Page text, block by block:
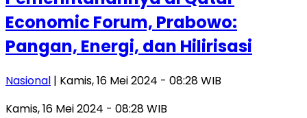
Economic Forum, Prabowo:
Pangan, Energi, dan Hilirisasi
Nasional | Kamis, 16 Mei 2024 - 08:28 WIB
Kamis, 16 Mei 2024 - 08:28 WIB